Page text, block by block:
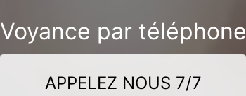
Voyance par téléphone
APPELEZ NOUS 7/7